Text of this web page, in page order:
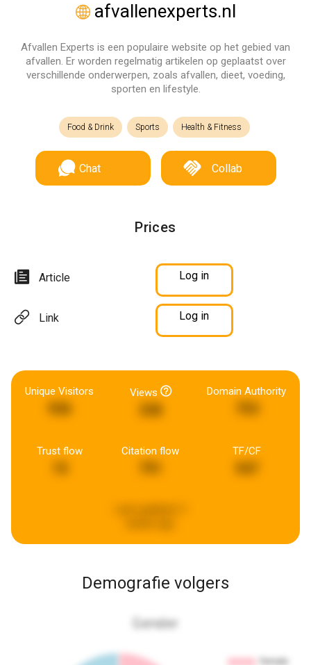
afvallenexperts.nl
Afvallen Experts is een populaire website op het gebied van
afvallen. Er worden regelmatig artikelen op geplaatst over
verschillende onderwerpen, zoals afvallen, dieet, voeding,
sporten en lifestyle.
Food & Drink Sports Health & Fitness
Chat Collab
Prices
Article Log in
Link Log in
Unique Visitors Views Domain Authority
Trust flow Citation flow TF/CF
Demografie volgers
Gender